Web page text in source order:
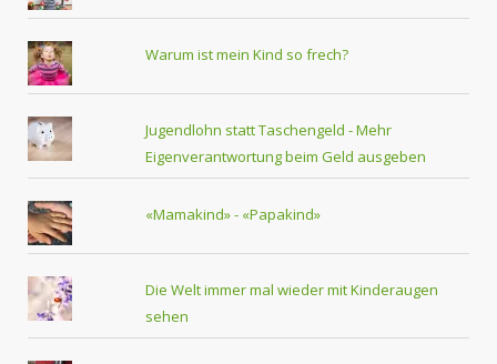
Warum ist mein Kind so frech?
Jugendlohn statt Taschengeld - Mehr
Eigenverantwortung beim Geld ausgeben
«Mamakind» - «Papakind»
Die Welt immer mal wieder mit Kinderaugen
sehen